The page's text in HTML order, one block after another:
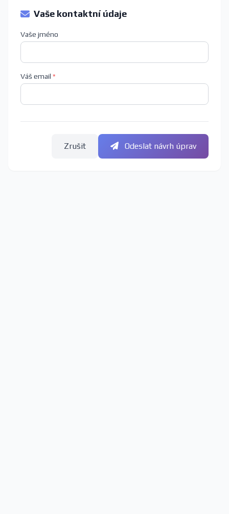
Vaše kontaktní údaje
Vaše jméno
Váš email *
Zrušit Odeslat návrh úprav